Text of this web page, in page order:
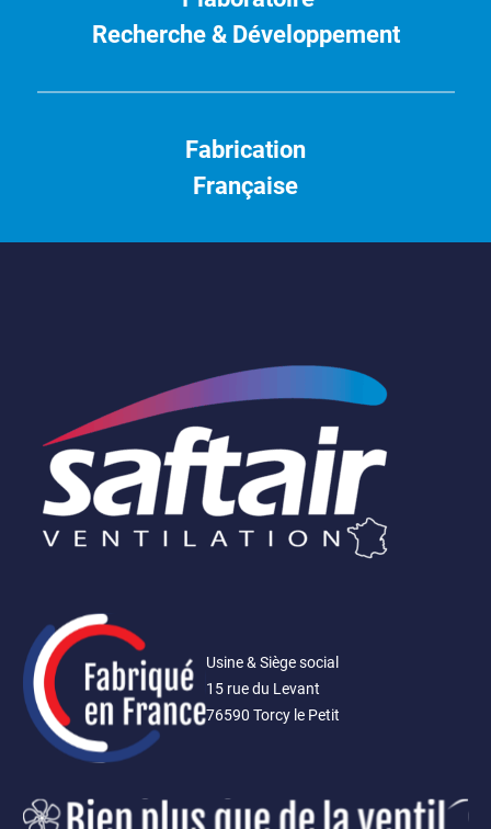
Recherche & Développement
Fabrication
Française
Usine & Siège social
15 rue du Levant
76590 Torcy le Petit